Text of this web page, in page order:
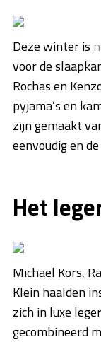
Deze winter is
voor de
Rochas en
pyjama’s en
zijn gemaakt
eenvoudig en
Het
Michael Kors,
Klein haalden
zich in luxe
gecombineerd